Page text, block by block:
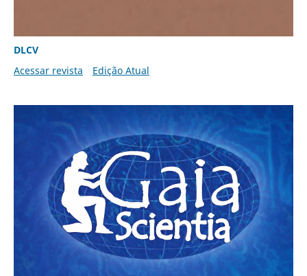
DLCV
Acessar revista
Edição Atual